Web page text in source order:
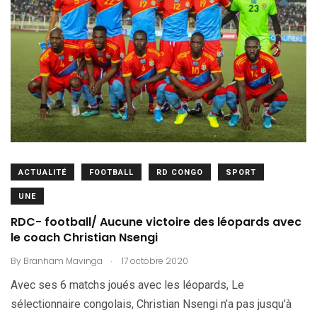
ACTUALITÉ FOOTBALL RD CONGO SPORT
UNE
RDC- football/ Aucune victoire des léopards avec
le coach Christian Nsengi
By Branham Mavinga . 17 octobre 2020
Avec ses 6 matchs joués avec les léopards, Le
sélectionnaire congolais, Christian Nsengi n’a pas jusqu’à